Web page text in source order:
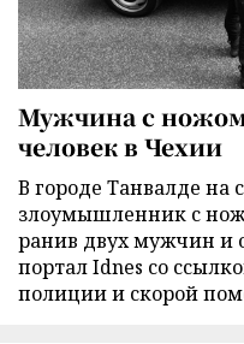
Мужчина с
человек в Чехии
В городе Танвалде на
злоумышленник с
ранив двух мужчин и
портал Idnes со
полиции и скорой